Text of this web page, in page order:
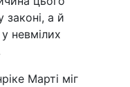
законі, а й
невмілих
Марті міг